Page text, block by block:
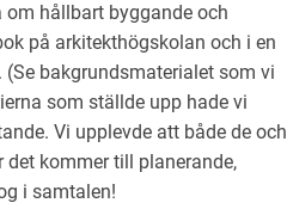
hållbart byggande och
på arkitekthögskolan och i en
bakgrundsmaterialet som vi
som ställde upp hade vi
Vi upplevde att både de och
kommer till planerande,
i samtalen!